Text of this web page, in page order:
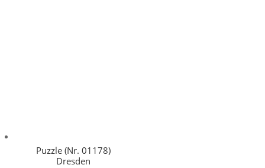
Puzzle (Nr. 01178)
Dresden